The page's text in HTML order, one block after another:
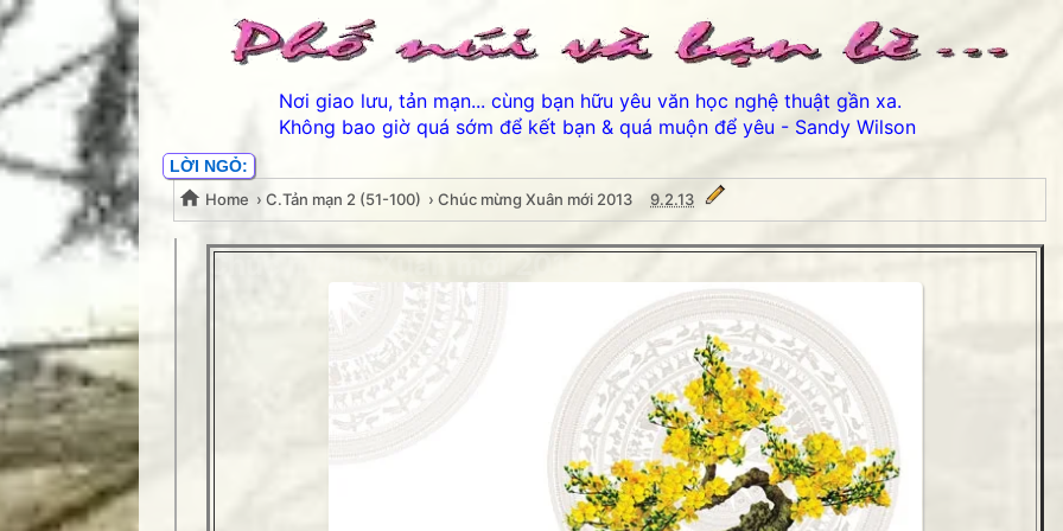
Nơi giao lưu, tản mạn... cùng bạn hữu yêu văn học nghệ thuật gần xa.
Không bao giờ quá sớm để kết bạn & quá muộn để yêu - Sandy Wilson
LỜI NGỎ:
Home › C.Tản mạn 2 (51-100) › Chúc mừng Xuân mới 2013 9.2.13